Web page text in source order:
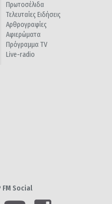
Πρωτοσέλιδα
Τελευταίες Ειδήσεις
Αρθρογραφίες
Αφιερώματα
Πρόγραμμα TV
Live-radio
Social